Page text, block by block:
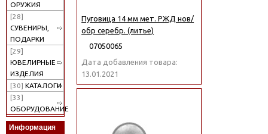
ОРУЖИЯ
[28]
СУВЕНИРЫ,
ПОДАРКИ
[29]
ЮВЕЛИРНЫЕ
ИЗДЕЛИЯ
[30] КАТАЛОГИ
[33]
ОБОРУДОВАНИЕ
Информация
Пуговица 14 мм мет. РЖД нов/
обр серебр. (литье)
07050065
Дата добавления товара:
13.01.2021